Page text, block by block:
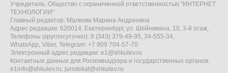
Учредитель: Общество с ограниченной ответственностью "ИНТЕРНЕТ
ТЕХНОЛОГИИ"
Главный редактор: Малкова Марина Андреевна
Адрес редакции: 620014, Екатеринбург, ул. Шейнкмана, 10, 3-й этаж,
Телефоны (круглосуточно): 8 (343) 379-49-95, 34-555-34,
WhatsApp, Viber, Telegram: +7 909 704-57-70
Электронный адрес редакции: e1@shkulev.ru
Контактные данные для Роскомнадзора и государственных органов:
e1info@shkulev.ru, juristekat@shkulev.ru